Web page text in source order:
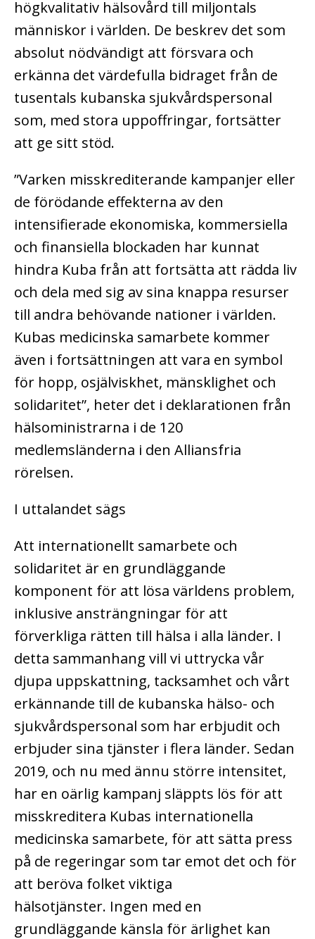
högkvalitativ hälsovård till miljontals
människor i världen. De beskrev det som
absolut nödvändigt att försvara och
erkänna det värdefulla bidraget från de
tusentals kubanska sjukvårdspersonal
som, med stora uppoffringar, fortsätter
att ge sitt stöd.
”Varken misskrediterande kampanjer eller
de förödande effekterna av den
intensifierade ekonomiska, kommersiella
och finansiella blockaden har kunnat
hindra Kuba från att fortsätta att rädda liv
och dela med sig av sina knappa resurser
till andra behövande nationer i världen.
Kubas medicinska samarbete kommer
även i fortsättningen att vara en symbol
för hopp, osjälviskhet, mänsklighet och
solidaritet”, heter det i deklarationen från
hälsoministrarna i de 120
medlemsländerna i den Alliansfria
rörelsen.
I uttalandet sägs
Att internationellt samarbete och
solidaritet är en grundläggande
komponent för att lösa världens problem,
inklusive ansträngningar för att
förverkliga rätten till hälsa i alla länder. I
detta sammanhang vill vi uttrycka vår
djupa uppskattning, tacksamhet och vårt
erkännande till de kubanska hälso- och
sjukvårdspersonal som har erbjudit och
erbjuder sina tjänster i flera länder. Sedan
2019, och nu med ännu större intensitet,
har en oärlig kampanj släppts lös för att
misskreditera Kubas internationella
medicinska samarbete, för att sätta press
på de regeringar som tar emot det och för
att beröva folket viktiga
hälsotjänster. Ingen med en
grundläggande känsla för ärlighet kan